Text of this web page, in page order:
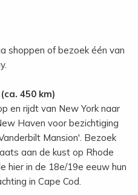
shoppen of bezoek één van
450 km)
en rijdt van New York naar
Haven voor bezichtiging
Mansion'. Bezoek
aan de kust op Rhode
hier in de 18e/19e eeuw hun
in Cape Cod.